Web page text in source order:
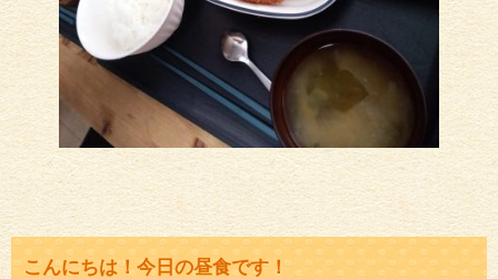
こんにちは！今日の昼食です！